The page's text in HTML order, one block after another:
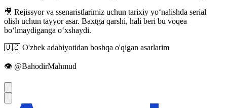
🎥 Rejissyor va ssenaristlarimiz uchun tarixiy yoʻnalishda serial
olish uchun tayyor asar. Baxtga qarshi, hali beri bu voqea
boʻlmaydiganga oʻxshaydi.
🇺🇿 O'zbek adabiyotidan boshqa o'qigan asarlarim
👁 @BahodirMahmud